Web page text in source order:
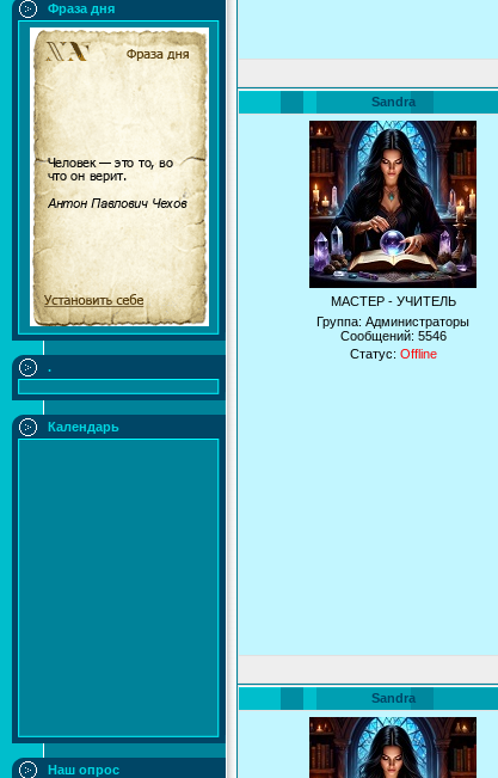
Фраза дня
.
Календарь
Наш опрос
Sandra
МАСТЕР - УЧИТЕЛЬ
Группа: Администраторы
Сообщений: 5546
Статус: Offline
Sandra